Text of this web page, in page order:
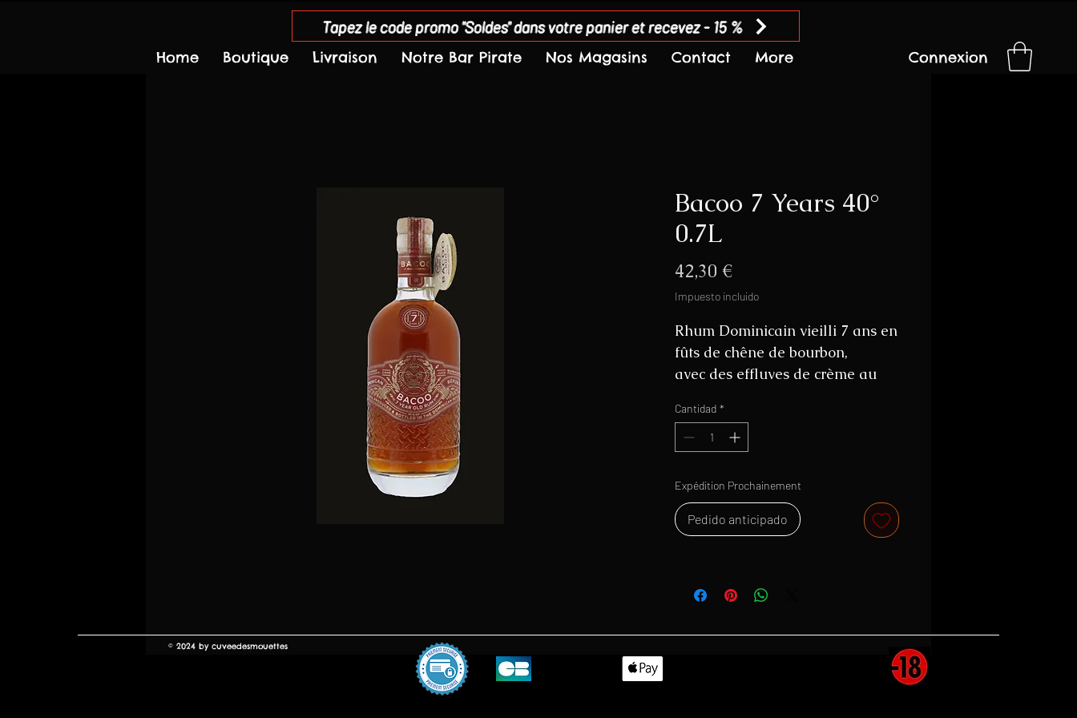
Tapez le code promo "Soldes" dans votre panier et recevez - 15 %
Home Boutique Livraison Notre Bar Pirate Nos Magasins Contact More Connexion
Bacoo 7 Years 40°
0.7L
42,30 €Precio
Impuesto incluido
Rhum Dominicain vieilli 7 ans en
fûts de chêne de bourbon,
avec des effluves de crème au
d’érable
Cantidad *
Expédition Prochainement
Pedido anticipado
© 2024 by cuveedesmouettes